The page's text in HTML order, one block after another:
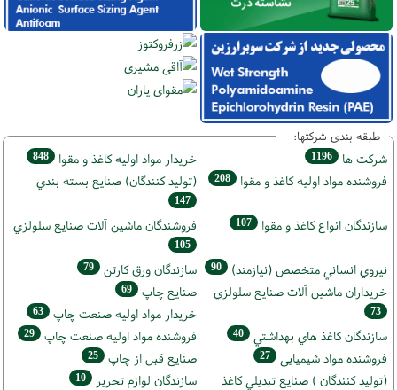
طبقه بندی شرکتها:
شركت ها 1196 خريدار مواد اوليه كاغذ و مقوا 848
فروشنده مواد اوليه كاغذ و مقوا 208 (تولید كنندگان) صنايع بسته بندي
147
سازندگان انواع کاغذ و مقوا 107 فروشندگان ماشين آلات صنايع سلولزي
105
نيروي انساني متخصص (نیازمند) 90 سازندگان ورق كارتن 79
خریداران ماشين آلات صنايع سلولزي
73
صنايع چاپ 69
خريدار مواد اوليه صنعت چاپ 63
سازندگان كاغذ هاي بهداشتي 40 فروشنده مواد اوليه صنعت چاپ 29
فروشنده مواد شیمیایی 27 صنايع قبل از چاپ 25
(تولید كنندگان ) صنايع تبديلي كاغذ سازندگان لوازم تحریر 10